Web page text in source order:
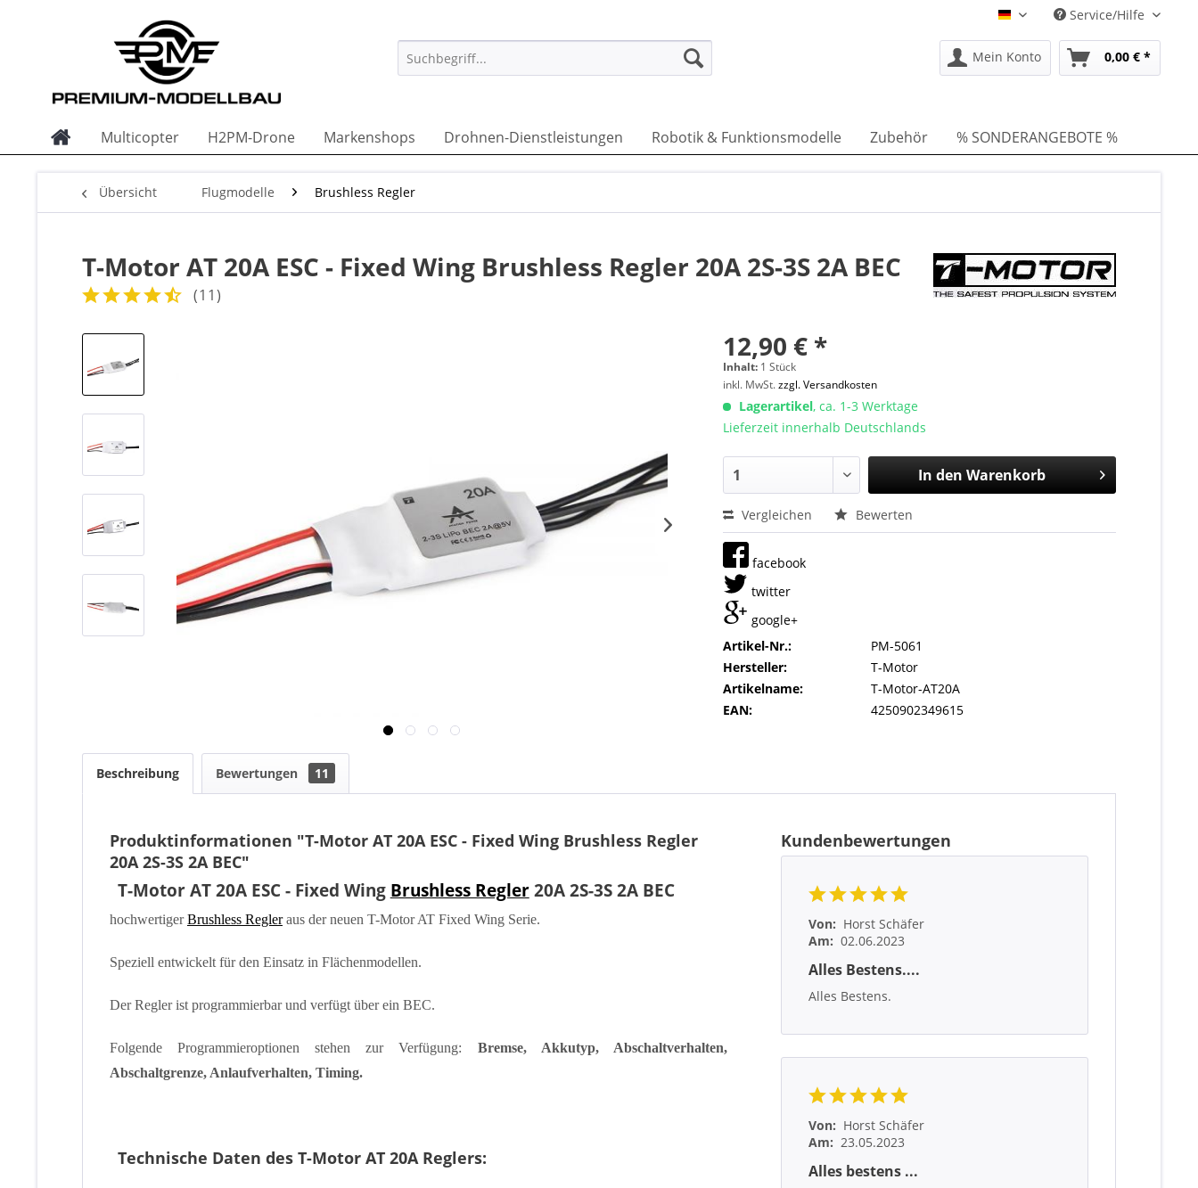
DE Service/Hilfe
Mein Konto 0,00 € *
Multicopter H2PM-Drone Markenshops Drohnen-Dienstleistungen Robotik & Funktionsmodelle Zubehör % SONDERANGEBOTE %
Übersicht Flugmodelle Brushless Regler
T-Motor AT 20A ESC - Fixed Wing Brushless Regler 20A 2S-3S 2A BEC
(11)
12,90 € *
Inhalt: 1 Stück
inkl. MwSt.zzgl. Versandkosten
Lagerartikel, ca. 1-3 Werktage
Lieferzeit innerhalb Deutschlands
In den Warenkorb
Vergleichen Bewerten
facebook
twitter
google+
Artikel-Nr.:
PM-5061
Hersteller:
T-Motor
Artikelname:
T-Motor-AT20A
EAN:
4250902349615
Beschreibung Bewertungen 11
Produktinformationen "T-Motor AT 20A ESC - Fixed Wing Brushless Regler
20A 2S-3S 2A BEC"
T-Motor AT 20A ESC - Fixed Wing Brushless Regler20A 2S-3S 2A BEC
hochwertigerBrushless Regleraus der neuen T-Motor AT Fixed Wing Serie.
Speziell entwickelt für den Einsatz in Flächenmodellen.
Der Regler ist programmierbar und verfügt über ein BEC.
Folgende Programmieroptionen stehen zur Verfügung: Bremse, Akkutyp, Abschaltverhalten,
Abschaltgrenze, Anlaufverhalten, Timing.
Technische Daten des T-Motor AT 20A Reglers:
Kundenbewertungen
Von: Horst Schäfer
Am: 02.06.2023
Alles Bestens....
Alles Bestens.
Von: Horst Schäfer
Am: 23.05.2023
Alles bestens ...